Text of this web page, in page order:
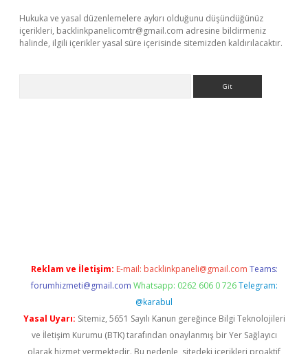
Hukuka ve yasal düzenlemelere aykırı olduğunu düşündüğünüz
içerikleri, backlinkpanelicomtr@gmail.com adresine bildirmeniz
halinde, ilgili içerikler yasal süre içerisinde sitemizden kaldırılacaktır.
Reklam ve İletişim: E-mail: backlinkpaneli@gmail.com Teams:
forumhizmeti@gmail.com Whatsapp: 0262 606 0 726 Telegram:
@karabul
Yasal Uyarı: Sitemiz, 5651 Sayılı Kanun gereğince Bilgi Teknolojileri
ve İletişim Kurumu (BTK) tarafından onaylanmış bir Yer Sağlayıcı
olarak hizmet vermektedir. Bu nedenle, sitedeki içerikleri proaktif